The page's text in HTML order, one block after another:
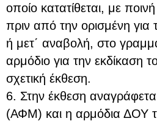
οποίο κατατίθεται, με
πριν από την ορισμένη για
ή μετ΄ αναβολή, στο
αρμόδιο για την εκδίκαση
σχετική έκθεση.
6. Στην έκθεση
(ΑΦΜ) και η αρμόδια ΔΟΥ